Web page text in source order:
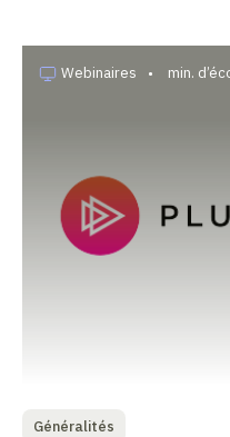
Webinaires • min.
Généralités